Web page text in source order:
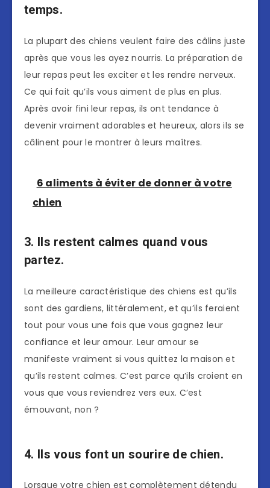
temps.
La plupart des chiens veulent faire des câlins juste
après que vous les ayez nourris. La préparation de
leur repas peut les exciter et les rendre nerveux.
Ce qui fait qu’ils vous aiment de plus en plus.
Après avoir fini leur repas, ils ont tendance à
devenir vraiment adorables et heureux, alors ils se
câlinent pour le montrer à leurs maîtres.
6 aliments à éviter de donner à votre
chien
3. Ils restent calmes quand vous
partez.
La meilleure caractéristique des chiens est qu’ils
sont des gardiens, littéralement, et qu’ils feraient
tout pour vous une fois que vous gagnez leur
confiance et leur amour. Leur amour se
manifeste vraiment si vous quittez la maison et
qu’ils restent calmes. C’est parce qu’ils croient en
vous que vous reviendrez vers eux. C’est
émouvant, non ?
4. Ils vous font un sourire de chien.
Lorsque votre chien est complètement détendu